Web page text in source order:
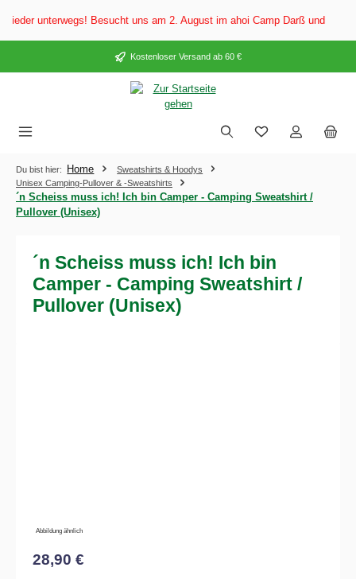
springen
unterwegs! Besucht uns am 2. August im ahoi Camp Darß und vom 3.
Kostenloser Versand ab 60 €
Du bist hier: Home
Sweatshirts & Hoodys
Unisex Camping-Pullover & -Sweatshirts
´n Scheiss muss ich! Ich bin Camper - Camping Sweatshirt /
Pullover (Unisex)
´n Scheiss muss ich! Ich bin
Camper - Camping Sweatshirt /
Pullover (Unisex)
Abbildung ähnlich
28,90 €